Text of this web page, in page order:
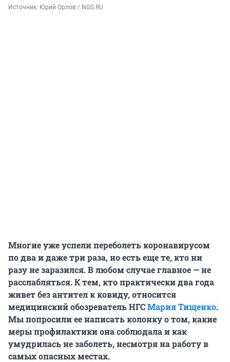
Источник: Юрий Орлов / NGS.RU
Многие уже успели переболеть коронавирусом
по два и даже три раза, но есть еще те, кто ни
разу не заразился. В любом случае главное — не
расслабляться. К тем, кто практически два года
живет без антител к ковиду, относится
медицинский обозреватель НГСМария Тищенко.
Мы попросили ее написать колонку о том, какие
меры профилактики она соблюдала и как
умудрилась не заболеть, несмотря на работу в
самых опасных местах.